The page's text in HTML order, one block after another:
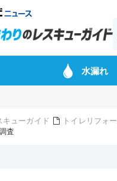
水漏れ
キューガイド トイレリフォ
査